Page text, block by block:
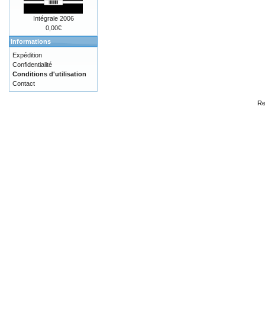
Intégrale 2006
0,00€
Informations
Expédition
Confidentialité
Conditions d'utilisation
Contact